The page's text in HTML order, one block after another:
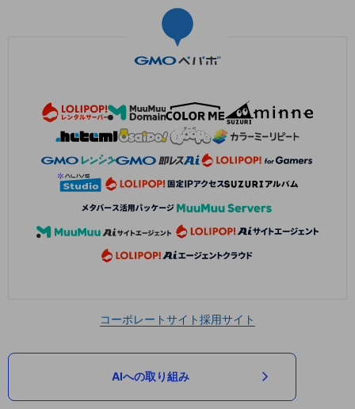
コーポレートサイト採用サイト
AIへの取り組み